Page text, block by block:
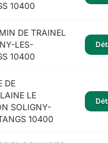
10400
DE TRAINEL
LES-
10400
DE
LE
SOLIGNY-
10400